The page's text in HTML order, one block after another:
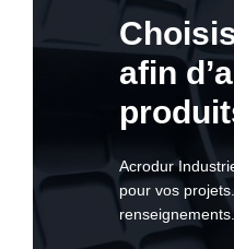
afin
Acrodur
pour vos
renseignements.